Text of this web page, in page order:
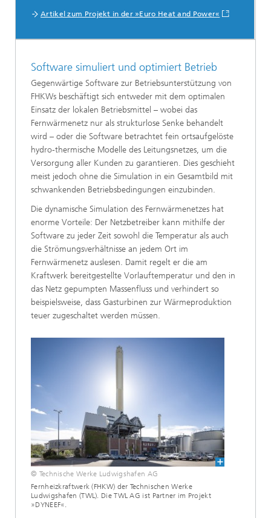
Artikel zum Projekt in der »Euro Heat and Power«
Software simuliert und optimiert Betrieb
Gegenwärtige Software zur Betriebsunterstützung von
FHKWs beschäftigt sich entweder mit dem optimalen
Einsatz der lokalen Betriebsmittel – wobei das
Fernwärmenetz nur als strukturlose Senke behandelt
wird – oder die Software betrachtet fein ortsaufgelöste
hydro-thermische Modelle des Leitungsnetzes, um die
Versorgung aller Kunden zu garantieren. Dies geschieht
meist jedoch ohne die Simulation in ein Gesamtbild mit
schwankenden Betriebsbedingungen einzubinden.
Die dynamische Simulation des Fernwärmenetzes hat
enorme Vorteile: Der Netzbetreiber kann mithilfe der
Software zu jeder Zeit sowohl die Temperatur als auch
die Strömungsverhältnisse an jedem Ort im
Fernwärmenetz auslesen. Damit regelt er die am
Kraftwerk bereitgestellte Vorlauftemperatur und den in
das Netz gepumpten Massenfluss und verhindert so
beispielsweise, dass Gasturbinen zur Wärmeproduktion
teuer zugeschaltet werden müssen.
© Technische Werke Ludwigshafen AG
Fernheizkraftwerk (FHKW) der Technischen Werke
Ludwigshafen (TWL). Die TWL AG ist Partner im Projekt
»DYNEEF«.